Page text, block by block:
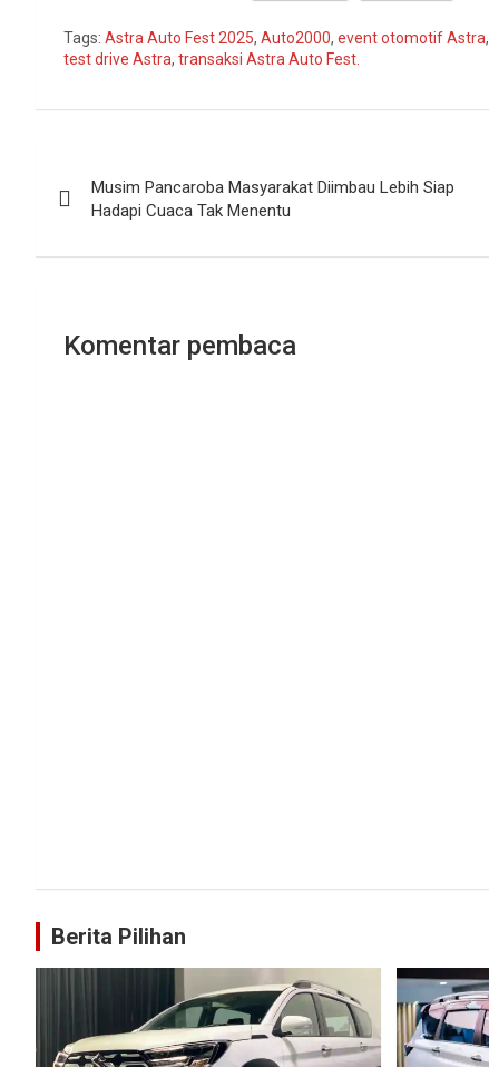
Tags: Astra Auto Fest 2025, Auto2000, event otomotif Astra,
test drive Astra, transaksi Astra Auto Fest.
pos
Musim Pancaroba Masyarakat Diimbau Lebih Siap
Hadapi Cuaca Tak Menentu
Komentar pembaca
Berita Pilihan